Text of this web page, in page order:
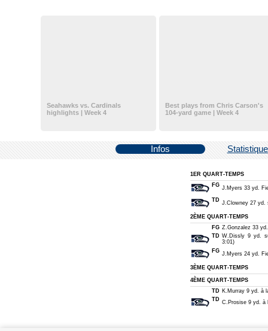
Seahawks vs. Cardinals
highlights | Week 4
Best plays from Chris Carson's
104-yard game | Week 4
Infos
1ER QUART-TEMPS
FG J.Myers 33 yd.
TD J.Clowney 27 yd.
2ÈME QUART-TEMPS
FG Z.Gonzalez 33
TD W.Dissly 9 yd.
3:01)
FG J.Myers 24 yd.
3ÈME QUART-TEMPS
4ÈME QUART-TEMPS
TD K.Murray 9 yd. à
TD C.Prosise 9 yd. à